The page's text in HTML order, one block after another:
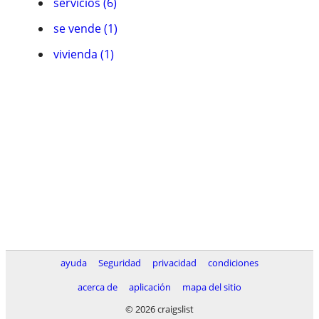
se vende (1)
vivienda (1)
ayuda Seguridad privacidad
condiciones
acerca de
aplicación
mapa del sitio
© 2026 craigslist